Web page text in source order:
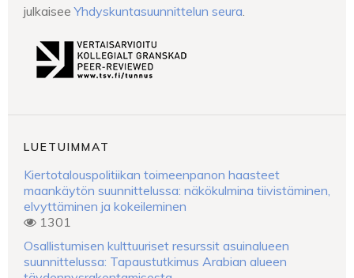
julkaiseeYhdyskuntasuunnittelun seura.
LUETUIMMAT
Kiertotalouspolitiikan toimeenpanon haasteet
maankäytön suunnittelussa: näkökulmina tiivistäminen,
elvyttäminen ja kokeileminen
1301
Osallistumisen kulttuuriset resurssit asuinalueen
suunnittelussa: Tapaustutkimus Arabian alueen